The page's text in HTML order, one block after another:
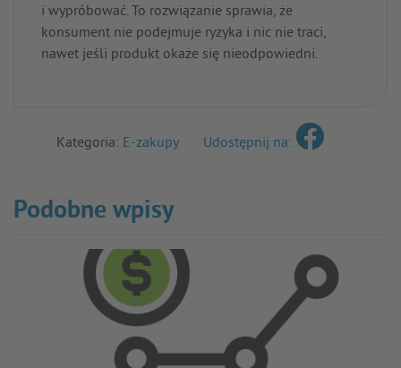
i wypróbować. To rozwiązanie sprawia, że
konsument nie podejmuje ryzyka i nic nie traci,
nawet jeśli produkt okaże się nieodpowiedni.
Kategoria: E-zakupy Udostępnij na:
Podobne wpisy